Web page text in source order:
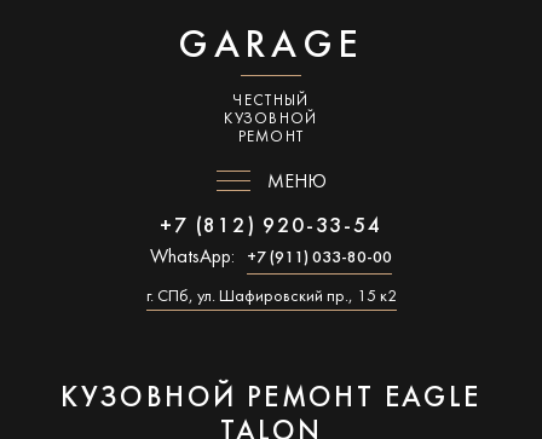
GARAGE
ЧЕСТНЫЙ
КУЗОВНОЙ
РЕМОНТ
МЕНЮ
+7 (812) 920-33-54
WhatsApp: +7 (911) 033-80-00
г. СПб, ул. Шафировский пр., 15 к2
КУЗОВНОЙ РЕМОНТ EAGLE
TALON